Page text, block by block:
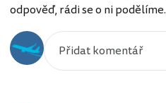
odpověď, rádi se o ni podělíme.